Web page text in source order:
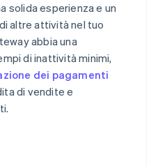
solida esperienza e un
altre attività nel tuo
abbia una
di inattività minimi,
dei pagamenti
di vendite e